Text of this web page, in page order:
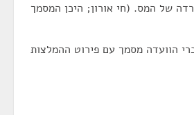
של המס. (חי אורון; היכן המסמך
הוועדה מסמך עם פירוט ההמלצות